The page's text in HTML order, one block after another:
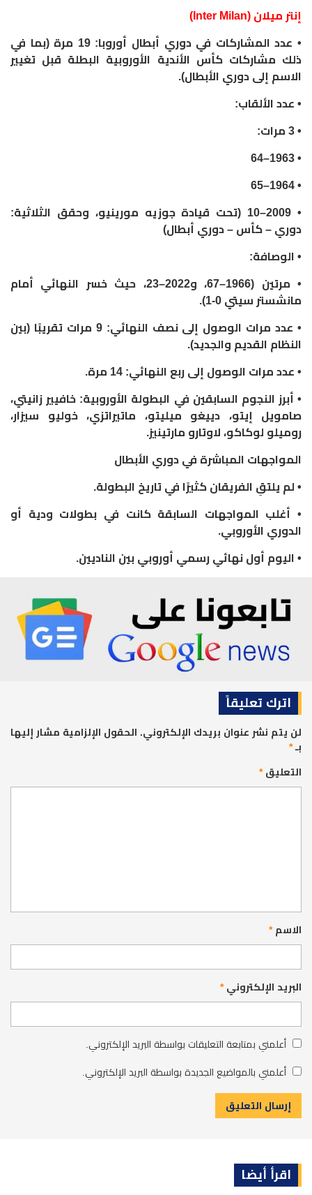
إنتر ميلان (Inter Milan)
• عدد المشاركات في دوري أبطال أوروبا: 19 مرة (بما في
ذلك مشاركات كأس الأندية الأوروبية البطلة قبل تغيير
الاسم إلى دوري الأبطال).
• عدد الألقاب:
• 3 مرات:
• 1963–64
• 1964–65
• 2009–10 (تحت قيادة جوزيه مورينيو، وحقق الثلاثية:
دوري – كأس – دوري أبطال)
• الوصافة:
• مرتين (1966–67، و2022–23، حيث خسر النهائي أمام
مانشستر سيتي 0-1).
• عدد مرات الوصول إلى نصف النهائي: 9 مرات تقريبًا (بين
النظام القديم والجديد).
• عدد مرات الوصول إلى ربع النهائي: 14 مرة.
• أبرز النجوم السابقين في البطولة الأوروبية: خافيير زانيتي،
صامويل إيتو، دييغو ميليتو، ماتيراتزي، خوليو سيزار،
روميلو لوكاكو، لاوتارو مارتينيز.
المواجهات المباشرة في دوري الأبطال
• لم يلتقِ الفريقان كثيرًا في تاريخ البطولة.
• أغلب المواجهات السابقة كانت في بطولات ودية أو
الدوري الأوروبي.
• اليوم أول نهائي رسمي أوروبي بين الناديين.
اترك تعليقاً
لن يتم نشر عنوان بريدك الإلكتروني. الحقول الإلزامية مشار إليها
بـ*
التعليق*
الاسم*
البريد الإلكتروني*
أعلمني بمتابعة التعليقات بواسطة البريد الإلكتروني.
أعلمني بالمواضيع الجديدة بواسطة البريد الإلكتروني.
اقرأ أيضا